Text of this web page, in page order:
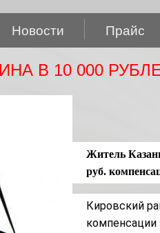
Новости Прайс
В 10 000
Житель
руб.
Кировский
компенсации